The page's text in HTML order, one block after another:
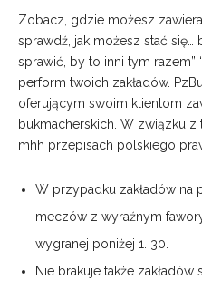
Zobacz, gdzie możesz
sprawdź, jak możesz stać
sprawić, by to inni tym razem”
perform twoich zakładów.
oferującym swoim klientom
bukmacherskich. W związku
mhh przepisach polskiego
W przypadku zakładów na
meczów z wyraźnym
wygranej poniżej 1. 30.
Nie brakuje także